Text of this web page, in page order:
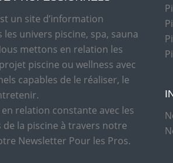
un site d’information
les univers piscine, spa, sauna
mettons en relation les
piscine ou wellness avec
capables de le réaliser, le
relation constante avec les
la piscine à travers notre
Newsletter Pour les Pros.